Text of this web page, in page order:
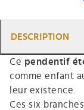
DESCRIPTION
Ce pendentif
comme enfant
leur existence.
Ces six